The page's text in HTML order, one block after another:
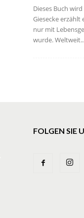
Dieses Buch
Giesecke erzählt
nur mit
wurde.
FOLGEN SIE